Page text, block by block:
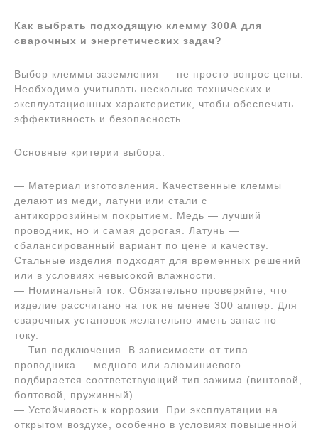
Как выбрать подходящую клемму 300А для
сварочных и энергетических задач?
Выбор клеммы заземления — не просто вопрос цены.
Необходимо учитывать несколько технических и
эксплуатационных характеристик, чтобы обеспечить
эффективность и безопасность.
Основные критерии выбора:
— Материал изготовления. Качественные клеммы
делают из меди, латуни или стали с
антикоррозийным покрытием. Медь — лучший
проводник, но и самая дорогая. Латунь —
сбалансированный вариант по цене и качеству.
Стальные изделия подходят для временных решений
или в условиях невысокой влажности.
— Номинальный ток. Обязательно проверяйте, что
изделие рассчитано на ток не менее 300 ампер. Для
сварочных установок желательно иметь запас по
току.
— Тип подключения. В зависимости от типа
проводника — медного или алюминиевого —
подбирается соответствующий тип зажима (винтовой,
болтовой, пружинный).
— Устойчивость к коррозии. При эксплуатации на
открытом воздухе, особенно в условиях повышенной